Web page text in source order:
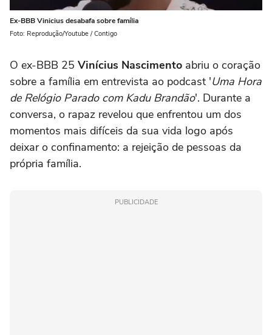
Ex-BBB Vinicius desabafa sobre família
Foto: Reprodução/Youtube / Contigo
O ex-BBB 25 Vinícius Nascimento abriu o coração
sobre a família em entrevista ao podcast 'Uma Hora
de Relógio Parado com Kadu Brandão'. Durante a
conversa, o rapaz revelou que enfrentou um dos
momentos mais difíceis da sua vida logo após
deixar o confinamento: a rejeição de pessoas da
própria família.
PUBLICIDADE